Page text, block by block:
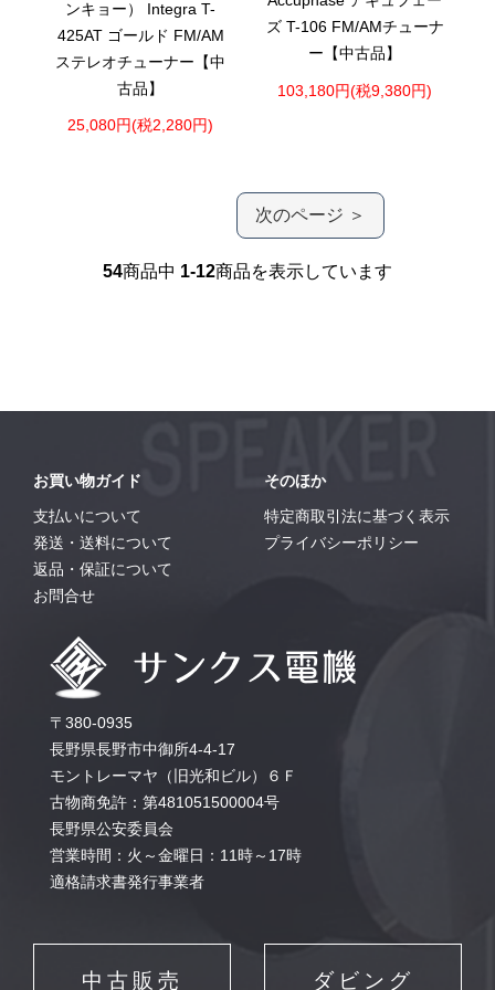
ンキョー） Integra T-
425AT ゴールド FM/AM
ステレオチューナー【中
古品】
25,080円(税2,280円)
ズ T-106 FM/AMチューナ
ー【中古品】
103,180円(税9,380円)
次のページ ＞
54商品中 1-12商品を表示しています
お買い物ガイド
支払いについて
発送・送料について
返品・保証について
お問合せ
そのほか
特定商取引法に基づく表示
プライバシーポリシー
〒380-0935
長野県長野市中御所4-4-17
モントレーマヤ（旧光和ビル）６Ｆ
古物商免許：第481051500004号
長野県公安委員会
営業時間：火～金曜日：11時～17時
適格請求書発行事業者
中古販売 ダビング